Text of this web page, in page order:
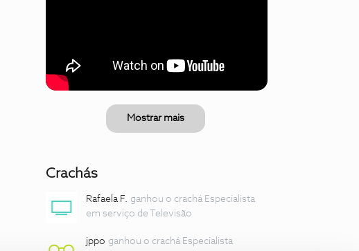
Mostrar mais
Crachás
Rafaela F. ganhou o crachá Especialista
em serviço de Televisão
jppo ganhou o crachá Especialista